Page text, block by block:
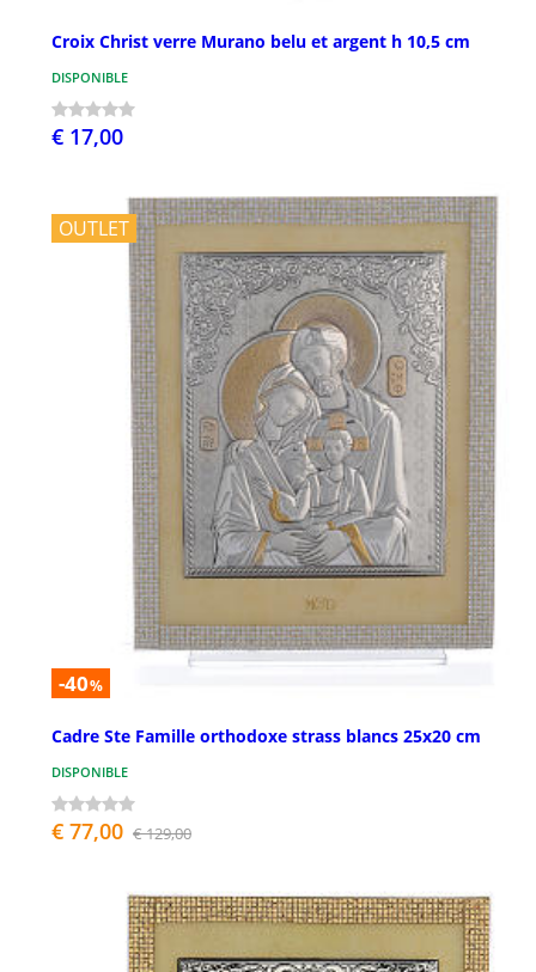
Croix Christ verre Murano belu et argent h 10,5 cm
DISPONIBLE
€ 17,00
OUTLET
-40%
Cadre Ste Famille orthodoxe strass blancs 25x20 cm
DISPONIBLE
€ 77,00 € 129,00